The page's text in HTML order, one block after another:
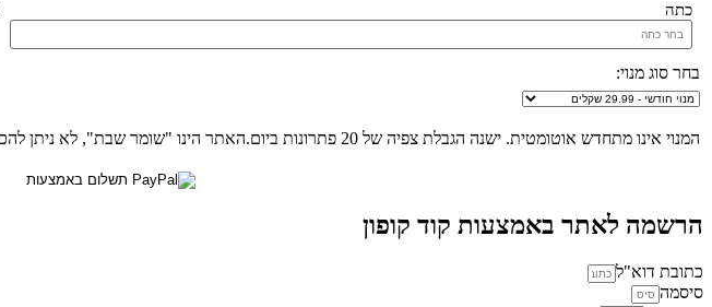
כתה
בחר סוג מנוי:
המנוי אינו מתחדש אוטומטית. ישנה הגבלת צפיה של 20 פתרונות ביום.האתר הינו "שומר שבת", לא ניתן להכנס לאתר ולצפות בפתרונות החל מכניסת שבת/חג ועד לצאת שבת/חג.
הרשמה לאתר באמצעות קוד קופון
כתובת דוא"ל
סיסמה